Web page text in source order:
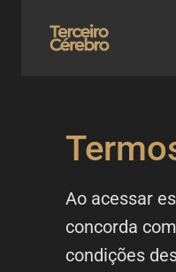
Ao acessar
concorda
condições